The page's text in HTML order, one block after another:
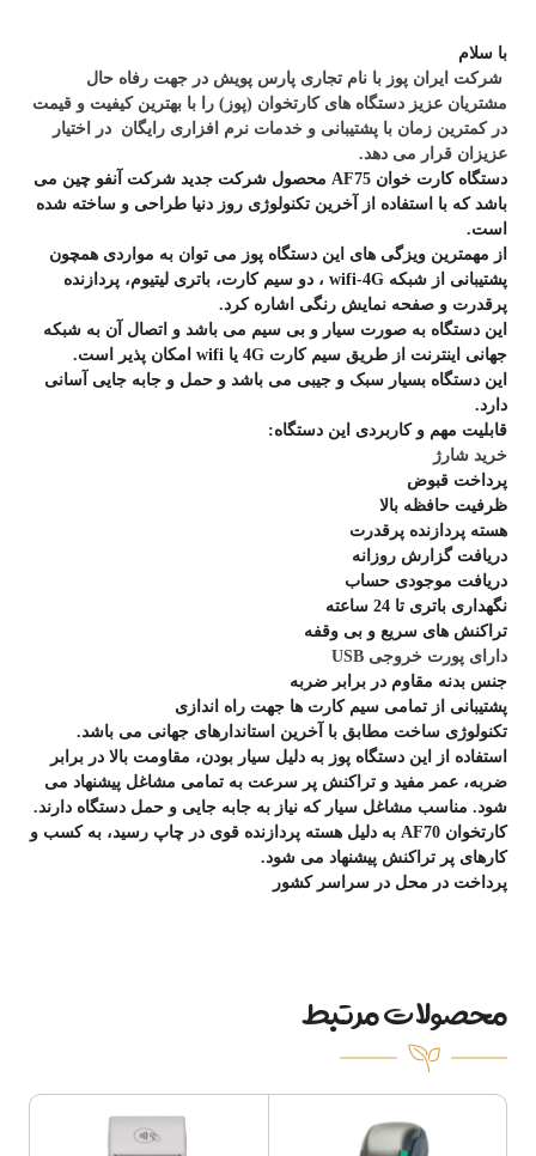
با سلام
شرکت ایران پوز با نام تجاری پارس پویش در جهت رفاه حال
مشتریان عزیز دستگاه های کارتخوان (پوز) را با بهترین کیفیت و قیمت
در کمترین زمان با پشتیبانی و خدمات نرم افزاری رایگان در اختیار
عزیزان قرار می دهد.
دستگاه کارت خوان AF75 محصول شرکت جدید شرکت آنفو چین می
باشد که با استفاده از آخرین تکنولوژی روز دنیا طراحی و ساخته شده
است.
از مهمترین ویزگی های این دستگاه پوز می توان به مواردی همچون
پشتیبانی از شبکه wifi-4G ، دو سیم کارت، باتری لیتیوم، پردازنده
پرقدرت و صفحه نمایش رنگی اشاره کرد.
این دستگاه به صورت سیار و بی سیم می باشد و اتصال آن به شبکه
جهانی اینترنت از طریق سیم کارت 4G یا wifi امکان پذیر است.
این دستگاه بسیار سبک و جیبی می باشد و حمل و جابه جایی آسانی
دارد.
قابلیت مهم و کاربردی این دستگاه:
خرید شارژ
پرداخت قبوض
ظرفیت حافظه بالا
هسته پردازنده پرقدرت
دریافت گزارش روزانه
دریافت موجودی حساب
نگهداری باتری تا 24 ساعته
تراکنش های سریع و بی وقفه
دارای پورت خروجی USB
جنس بدنه مقاوم در برابر ضربه
پشتیبانی از تمامی سیم کارت ها جهت راه اندازی
تکنولوژی ساخت مطابق با آخرین استاندارهای جهانی می باشد.
استفاده از این دستگاه پوز به دلیل سیار بودن، مقاومت بالا در برابر
ضربه، عمر مفید و تراکنش پر سرعت به تمامی مشاغل پیشنهاد می
شود. مناسب مشاغل سیار که نیاز به جابه جایی و حمل دستگاه دارند.
کارتخوان AF70 به دلیل هسته پردازنده قوی در چاپ رسید، به کسب و
کارهای پر تراکنش پیشنهاد می شود.
پرداخت در محل در سراسر کشور
محصولات مرتبط